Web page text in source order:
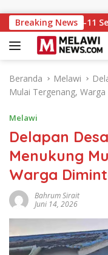
Breaking News
ke-11
Beranda Melawi
Mulai Tergenang,
Melawi
Delapan
Menukung
Warga
Bahrum Sirait
Juni 14, 2026